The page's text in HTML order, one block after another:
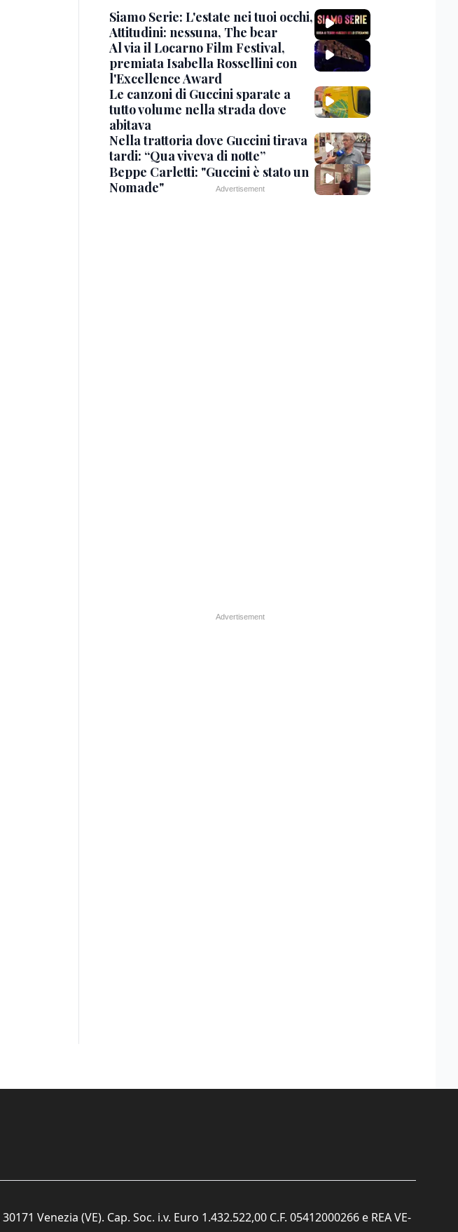
Siamo Serie: L'estate nei tuoi occhi,
Attitudini: nessuna, The bear
Al via il Locarno Film Festival,
premiata Isabella Rossellini con
l'Excellence Award
Le canzoni di Guccini sparate a
tutto volume nella strada dove
abitava
Nella trattoria dove Guccini tirava
tardi: “Qua viveva di notte”
Beppe Carletti: "Guccini è stato un
Nomade"
Venezia (VE). Cap. Soc. i.v. Euro 1.432.522,00 C.F. 05412000266 e REA VE-